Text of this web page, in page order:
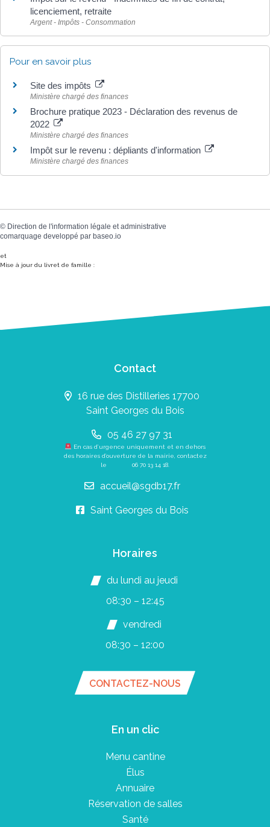
licenciement, retraite
Argent - Impôts - Consommation
Pour en savoir plus
Site des impôts
Ministère chargé des finances
Brochure pratique 2023 - Déclaration des revenus de
2022
Ministère chargé des finances
Impôt sur le revenu : dépliants d'information
Ministère chargé des finances
© Direction de l'information légale et administrative
comarquage developpé par baseo.io
et
Mise à jour du livret de famille :
Contact
16 rue des Distilleries 17700
Saint Georges du Bois
05 46 27 97 31
En cas d’urgence uniquement et en dehors
des horaires d’ouverture de la mairie, contactez
le 06 70 13 14 18
accueil@sgdb17.fr
Saint Georges du Bois
Horaires
du lundi au jeudi
08:30 – 12:45
vendredi
08:30 – 12:00
CONTACTEZ-NOUS
En un clic
Menu cantine
Élus
Annuaire
Réservation de salles
Santé